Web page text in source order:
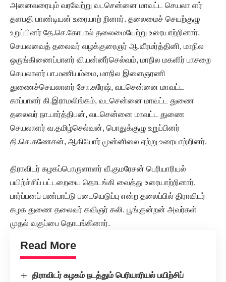
அனைவரையும் வரவேற்று வடசென்னை மாவட்ட செயலா ளர்
தளபதி பாண்டியன் உரையாற் றினார். தலைமைச் செயற்குழு
உறுப்பினர் தே.செ.கோபால் தலைமையேற்று உரையாற்றினார்.
செயலவைத் தலைவர் வழக்குரைஞர் ஆ.வீரமர்த்தினி, மாநில
ஒருங்கிணைப்பாளர் வி.பன்னீர்செல்வம், மாநில மகளிர் பாசறை
செயலாளர் பா.மணியம்மை, மாநில இளைஞரணி
துணைச்செயலாளர் சோ.சுரேஷ், வடசென்னை மாவட்ட
காப்பாளர் கி.இராமலிங்கம், வடசென்னை மாவட்ட துணை
தலைவர் நா.பார்த்திபன், வடசென்னை மாவட்ட துணை
செயலாளர் வ.தமிழ்செல்வன், பொதுக்குழு உறுப்பினர்
தி.செ.கணேசன், ஆகியோர் முன்னிலை ஏற்று உரையாற்றினர்.
திராவிடர் கழகப்பொருளாளர் வீ.குமரேசன் பெரியாரியல்
பயிற்ச்சிப் பட்டறையை தொடங்கி வைத்து உரையாற்றினார்.
பார்ப்பனப் பண்பாட்டு படையெடுப்பு என்ற தலைப்பில் திராவிடர்
கழக துணை தலைவர் கவிஞர் கலி. பூங்குன்றன் அவர்கள்
முதல் வகுப்பை தொடங்கினார்.
Read More
திராவிடர் கழகம் நடத்தும் பெரியாரியல் பயிற்சிப்